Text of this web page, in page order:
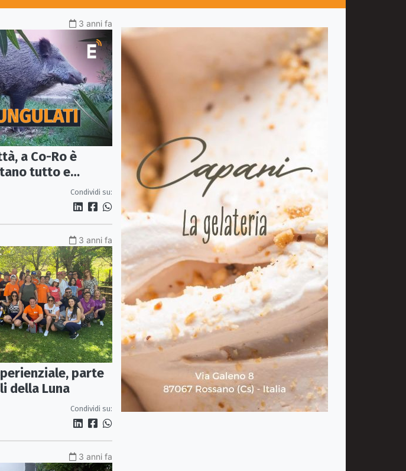
3 anni fa
a Co-Ro è
tutto e
Condividi su:
3 anni fa
parte
della Luna
Condividi su:
3 anni fa